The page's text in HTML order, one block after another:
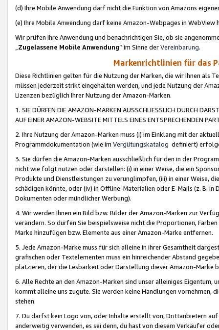
(d) Ihre Mobile Anwendung darf nicht die Funktion von Amazons
(e) Ihre Mobile Anwendung darf keine Amazon-Webpages in WebView
Wir prüfen Ihre Anwendung und benachrichtigen Sie, ob sie
„Zugelassene Mobile Anwendung“ im Sinne derVereinbarung.
Markenrichtlinien für das
Diese Richtlinien gelten für die Nutzung der Marken, die wir Ihnen als
müssen jederzeit strikt eingehalten werden, und jede Nutzung der
Lizenzen bezüglich Ihrer Nutzung der Amazon-Marken.
1. SIE DÜRFEN DIE AMAZON-MARKEN AUSSCHLIESSLICH DURCH
AUF EINER AMAZON-WEBSITE MITTELS EINES ENTSPRECHENDEN
2. Ihre Nutzung der Amazon-Marken muss (i) im Einklang mit der
Programmdokumentation (wie im Vergütungskatalog definiert)
3. Sie dürfen die Amazon-Marken ausschließlich für den in der
nicht wie folgt nutzen oder darstellen: (i) in einer Weise, die ein
Produkte und Dienstleistungen zu verunglimpfen, (iii) in einer Weise,
schädigen könnte, oder (iv) in Offline-Materialien oder E-Mails (z. B. in
Dokumenten oder mündlicher Werbung).
4. Wir werden Ihnen ein Bild bzw. Bilder der Amazon-Marken zur
verändern. So dürfen Sie beispielsweise nicht die Proportionen,
Marke hinzufügen bzw. Elemente aus einer Amazon-Marke entfernen.
5. Jede Amazon-Marke muss für sich alleine in ihrer Gesamtheit
grafischen oder Textelementen muss ein hinreichender Abstand
platzieren, der die Lesbarkeit oder Darstellung dieser Amazon-Marke
6. Alle Rechte an den Amazon-Marken sind unser alleiniges
kommt alleine uns zugute. Sie werden keine Handlungen vornehmen,
stehen.
7. Du darfst kein Logo von, oder Inhalte erstellt von,Drittanbietern auf
anderweitig verwenden, es sei denn, du hast von diesem Verkäufer